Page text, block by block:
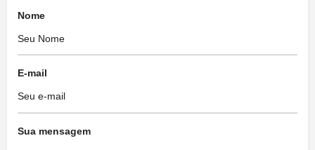
Nome
E-mail
Sua mensagem